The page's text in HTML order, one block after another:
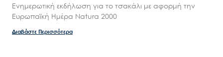
Ενημερωτική εκδήλωση για το τσακάλι με αφορμή την
Ευρωπαϊκή Ημέρα Natura 2000
Διαβάστε Περισσότερα